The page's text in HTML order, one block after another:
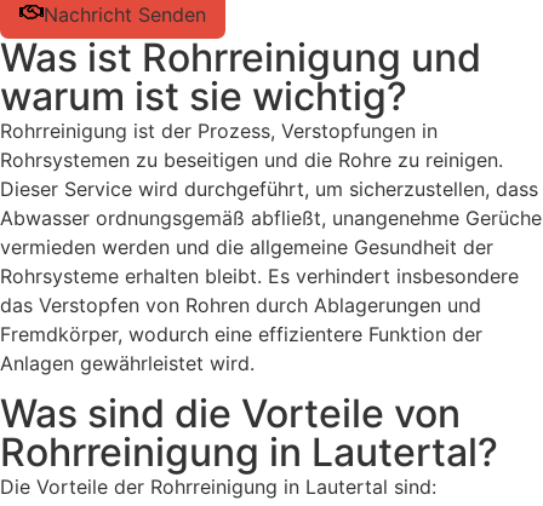
Nachricht Senden
Was ist Rohrreinigung und
warum ist sie wichtig?
Rohrreinigung ist der Prozess, Verstopfungen in
Rohrsystemen zu beseitigen und die Rohre zu reinigen.
Dieser Service wird durchgeführt, um sicherzustellen, dass
Abwasser ordnungsgemäß abfließt, unangenehme Gerüche
vermieden werden und die allgemeine Gesundheit der
Rohrsysteme erhalten bleibt. Es verhindert insbesondere
das Verstopfen von Rohren durch Ablagerungen und
Fremdkörper, wodurch eine effizientere Funktion der
Anlagen gewährleistet wird.
Was sind die Vorteile von
Rohrreinigung in Lautertal?
Die Vorteile der Rohrreinigung in Lautertal sind: